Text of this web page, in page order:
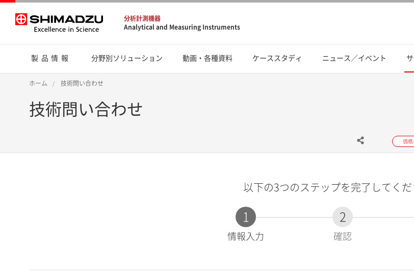
分析計測機器
Analytical and Measuring Instruments
製品情報 分野別ソリューション 動画・各種資料 ケーススタディ ニュース／イベント
ホーム 技術問い合わせ
技術問い合わせ
価格
以下の3つのステップを完了してくだ
1
現
情報入力
2
確認